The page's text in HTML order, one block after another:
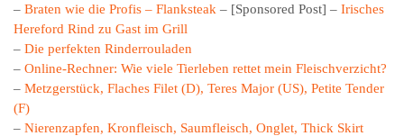
– Braten wie die Profis – Flanksteak – [Sponsored Post] – Irisches
Hereford Rind zu Gast im Grill
– Die perfekten Rinderrouladen
– Online-Rechner: Wie viele Tierleben rettet mein Fleischverzicht?
– Metzgerstück, Flaches Filet (D), Teres Major (US), Petite Tender
(F)
– Nierenzapfen, Kronfleisch, Saumfleisch, Onglet, Thick Skirt